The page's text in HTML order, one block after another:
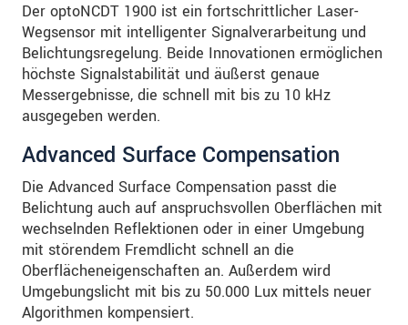
Der optoNCDT 1900 ist ein fortschrittlicher Laser-
Wegsensor mit intelligenter Signalverarbeitung und
Belichtungsregelung. Beide Innovationen ermöglichen
höchste Signalstabilität und äußerst genaue
Messergebnisse, die schnell mit bis zu 10 kHz
ausgegeben werden.
Advanced Surface Compensation
Die Advanced Surface Compensation passt die
Belichtung auch auf anspruchsvollen Oberflächen mit
wechselnden Reflektionen oder in einer Umgebung
mit störendem Fremdlicht schnell an die
Oberflächeneigenschaften an. Außerdem wird
Umgebungslicht mit bis zu 50.000 Lux mittels neuer
Algorithmen kompensiert.